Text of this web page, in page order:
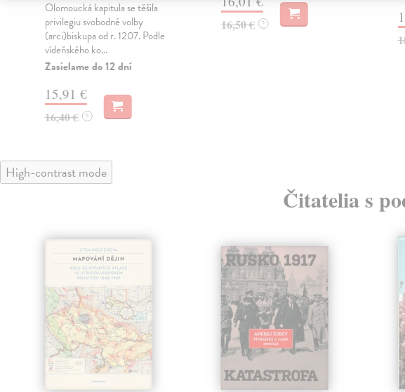
Olomoucká kapitula se těšila
privilegiu svobodné volby
(arci)biskupa od r. 1207. Podle
vídeňského ko...
Zasielame do 12 dní
15,91 €
16,40 € ?
16,50 € ?
High-contrast mode
Čitatelia s